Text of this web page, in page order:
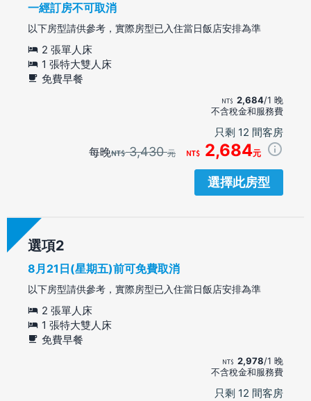
一經訂房不可取消
以下房型請供參考，實際房型已入住當日飯店安排為準
2 張單人床
1 張特大雙人床
免費早餐
2,684/1 晚
不含稅金和服務費
只剩 12 間客房
每晚 3,430元 2,684元
選擇此房型
選項
8月21日(星期五)前可免費取消
以下房型請供參考，實際房型已入住當日飯店安排為準
2 張單人床
1 張特大雙人床
免費早餐
2,978/1 晚
不含稅金和服務費
只剩 12 間客房